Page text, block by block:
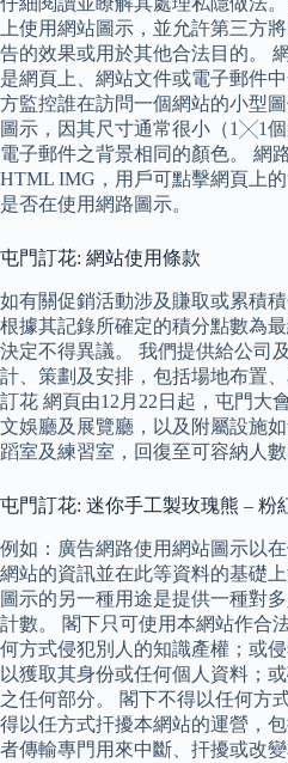
上使用網站圖示，並允許第三方
告的效果或用於其他合法目的。
是網頁上、網站文件或電子郵件
方監控誰在訪問一個網站的小型
圖示，因其尺寸通常很小（1╳1
電子郵件之背景相同的顏色。 網
HTML IMG，用戶可點擊網頁上
是否在使用網路圖示。
屯門訂花: 網站使用條款
如有關促銷活動涉及賺取或累積
根據其記錄所確定的積分點數為
決定不得異議。 我們提供給公司
計、策劃及安排，包括場地布置
訂花 網頁由12月22日起，屯門大
文娛廳及展覽廳，以及附屬設施
蹈室及練習室，回復至可容納人數
屯門訂花: 迷你手工製玫瑰熊 – 粉
例如：廣告網路使用網站圖示以
網站的資訊並在此等資料的基礎
圖示的另一種用途是提供一種對
計數。 閣下只可使用本網站作合
何方式侵犯別人的知識產權；或
以獲取其身份或任何個人資料；
之任何部分。 閣下不得以任何方
得以任方式扞擾本網站的運營，
者傳輸專門用來中斷、扞擾或改